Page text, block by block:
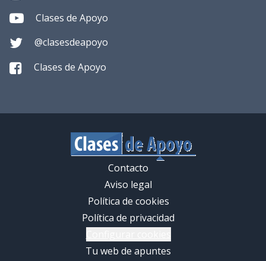
Clases de Apoyo
@clasesdeapoyo
Clases de Apoyo
Contacto
Aviso legal
Política de cookies
Política de privacidad
Tu web de apuntes